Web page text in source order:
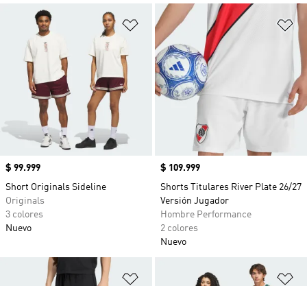
Añadir a la lista de deseos
Precio
$ 99.999
Short Originals Sideline
Originals
3 colores
Nuevo
Precio
$ 109.999
Shorts Titulares River Plate 26/27
Versión Jugador
Hombre Performance
2 colores
Nuevo
Añadir a la lista de deseos